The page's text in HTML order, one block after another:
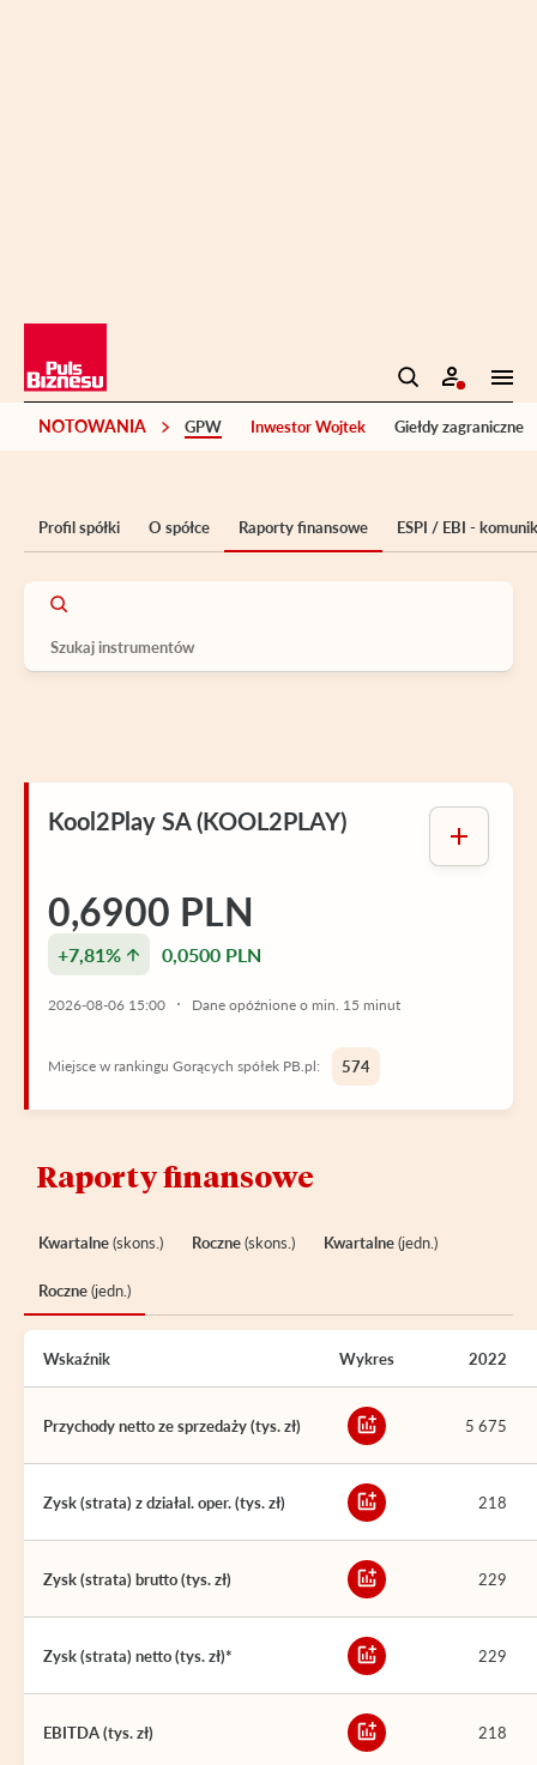
NOTOWANIA GPW Inwestor Wojtek Giełdy zagraniczne
Profil spółki O spółce Raporty finansowe ESPI / EBI -
Kool2Play SA (KOOL2PLAY)
0,6900 PLN
+7,81% 0,0500 PLN
2026-08-06 15:00 Dane opóźnione o min. 15 minut
Miejsce w rankingu Gorących spółek PB.pl: 574
Raporty finansowe
Kwartalne(skons.) Roczne(skons.) Kwartalne(jedn.)
Roczne(jedn.)
Wskaźnik Wykres 2022
Przychody netto ze sprzedaży (tys. zł) 5 675
Zysk (strata) z działal. oper. (tys. zł) 218
Zysk (strata) brutto (tys. zł) 229
Zysk (strata) netto (tys. zł)* 229
EBITDA (tys. zł) 218